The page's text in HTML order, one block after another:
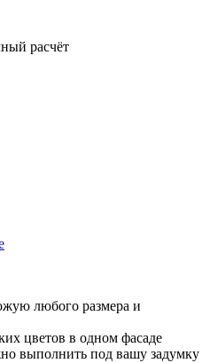
расчёт
любого размера и
цветов в одном фасаде
выполнить под вашу задумку